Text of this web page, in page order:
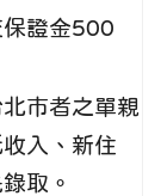
保證金500
巿者之單親
入、新住
取。